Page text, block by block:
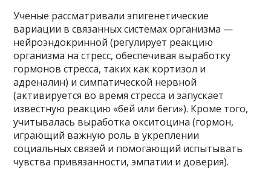
Ученые рассматривали эпигенетические
вариации в связанных системах организма —
нейроэндокринной (регулирует реакцию
организма на стресс, обеспечивая выработку
гормонов стресса, таких как кортизол и
адреналин) и симпатической нервной
(активируется во время стресса и запускает
известную реакцию «бей или беги»). Кроме того,
учитывалась выработка окситоцина (гормон,
играющий важную роль в укреплении
социальных связей и помогающий испытывать
чувства привязанности, эмпатии и доверия).